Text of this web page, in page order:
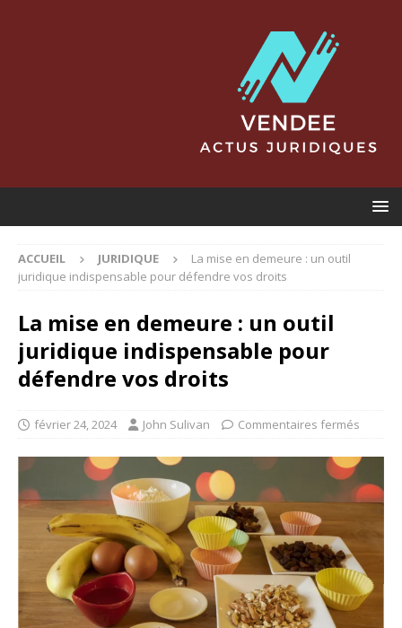
ACCUEIL JURIDIQUE
La mise en demeure : un outil
juridique indispensable pour défendre vos droits
La mise en demeure : un outil
juridique indispensable pour
défendre vos droits
février 24, 2024 John Sulivan Commentaires fermés